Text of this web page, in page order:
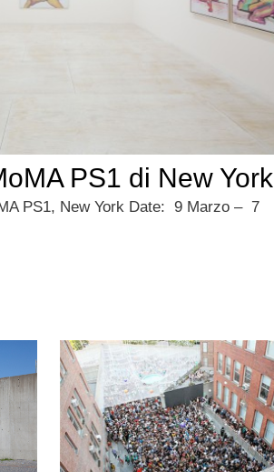
PS1 di New York
PS1, New York Date: 9 Marzo – 7